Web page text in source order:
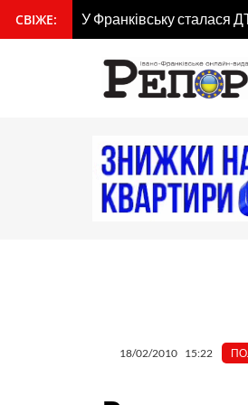
вмісту
СВІЖЕ: У Франківську сталася
18/02/2010 15:22